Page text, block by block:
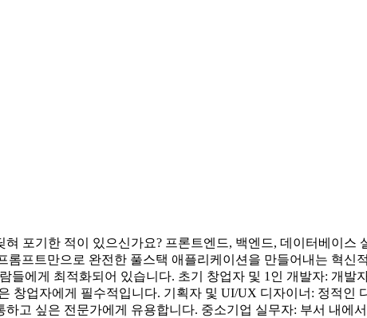
포기한 적이 있으신가요? 프론트엔드, 백엔드, 데이터베이스
롬프트만으로 완전한 풀스택 애플리케이션을 만들어내는 혁
들에게 최적화되어 있습니다. 초기 창업자 및 1인 개발자: 개
창업자에게 필수적입니다. 기획자 및 UI/UX 디자이너: 정적인
고 싶은 전문가에게 유용합니다. 중소기업 실무자: 부서 내에